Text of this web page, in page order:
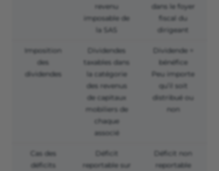
revenu
imposable de
la SAS
dans le foyer
fiscal du
dirigeant
Imposition
des
dividendes
Dividendes
taxables dans
la catégorie
des revenus
de capitaux
mobiliers de
chaque
associé
Dividende =
bénéfice
Peu importe
qu’il soit
distribué ou
non
Cas des
déficits
Déficit
reportable sur
Déficit non
reportable